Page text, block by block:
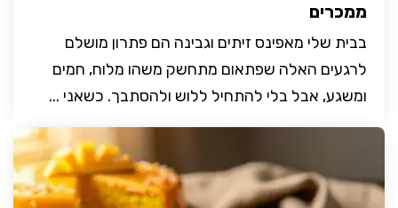
ממכרים
בבית שלי מאפינס זיתים וגבינה הם פתרון מושלם
לרגעים האלה שפתאום מתחשק משהו מלוח, חמים
ומשגע, אבל בלי להתחיל ללוש ולהסתבך. כשאני ...